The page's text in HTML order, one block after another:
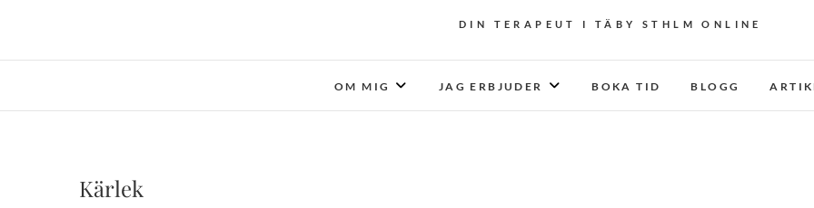
DIN TERAPEUT I TÄBY STHLM ONLINE
OM MIG JAG ERBJUDER BOKA TID BLOGG
Kärlek